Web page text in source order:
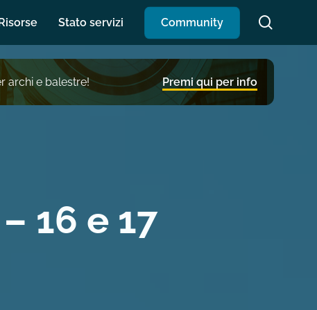
Stato servizi Community
archi e balestre! Premi qui per info
16 e 17